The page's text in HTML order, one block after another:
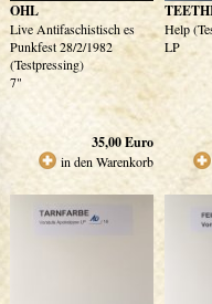
OHL
Live Antifaschistisch es
Punkfest 28/2/1982
(Testpressing)
7"
35,00Euro
in den Warenkorb
Help
LP